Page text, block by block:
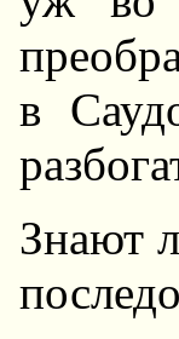
в
Знают